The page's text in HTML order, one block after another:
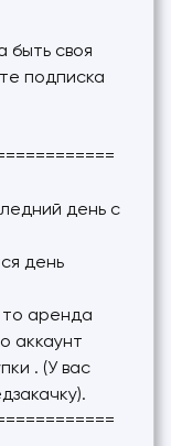
быть своя
подписка
день с
день
то аренда
аккаунт
. (У вас